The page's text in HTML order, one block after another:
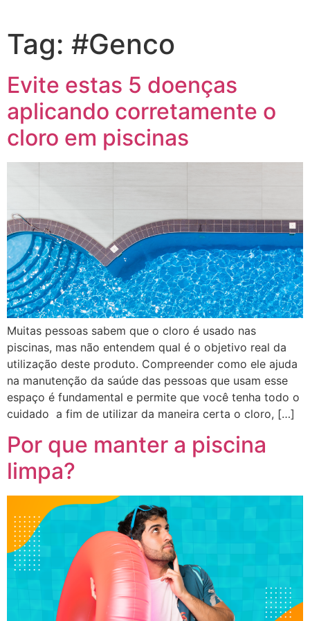
Tag: #Genco
Evite estas 5 doenças
aplicando corretamente o
cloro em piscinas
Muitas pessoas sabem que o cloro é usado nas
piscinas, mas não entendem qual é o objetivo real da
utilização deste produto. Compreender como ele ajuda
na manutenção da saúde das pessoas que usam esse
espaço é fundamental e permite que você tenha todo o
cuidado a fim de utilizar da maneira certa o cloro, […]
Por que manter a piscina
limpa?